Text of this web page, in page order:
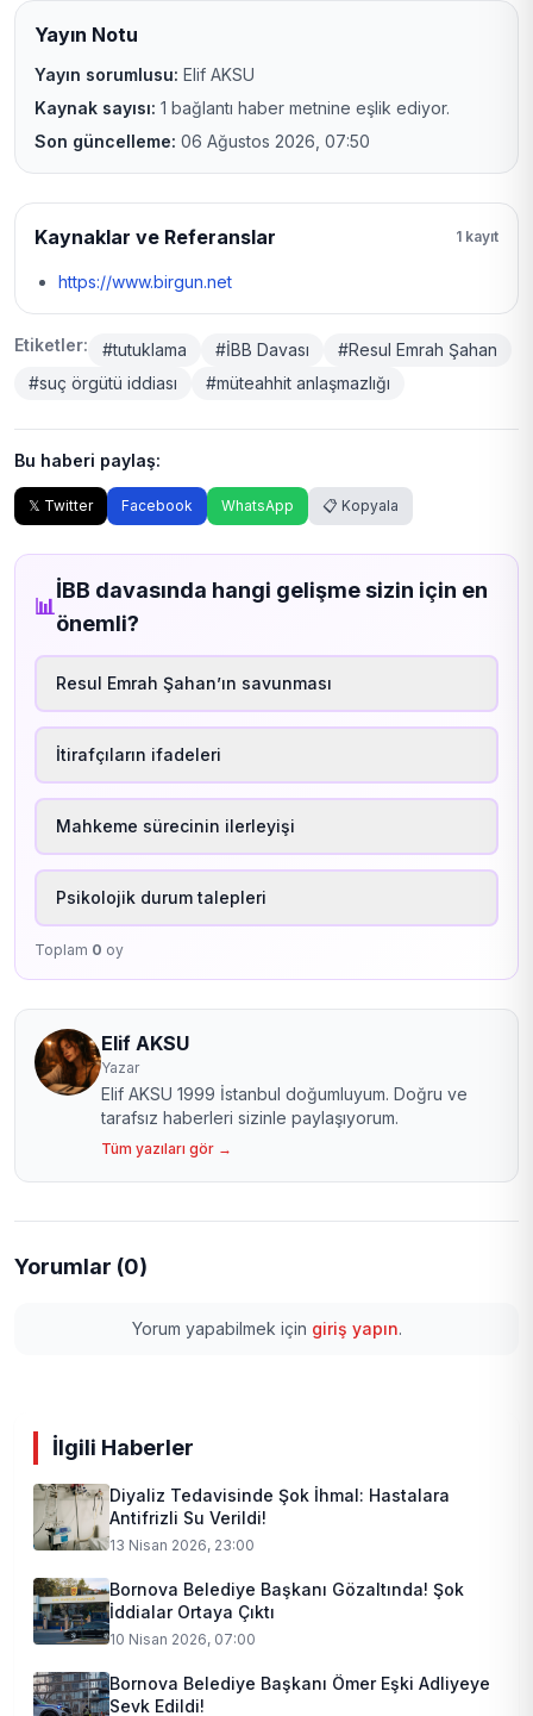
Yayın Notu
Yayın sorumlusu: Elif AKSU
Kaynak sayısı: 1 bağlantı haber metnine eşlik ediyor.
Son güncelleme: 06 Ağustos 2026, 07:50
Kaynaklar ve Referanslar 1 kayıt
https://www.birgun.net
Etiketler: #tutuklama #İBB Davası
#Resul Emrah Şahan
#suç örgütü iddiası
#müteahhit anlaşmazlığı
Bu haberi paylaş:
𝕏 Twitter Facebook WhatsApp 📋 Kopyala
📊
İBB davasında hangi gelişme sizin için en
önemli?
Resul Emrah Şahan’ın savunması
İtirafçıların ifadeleri
Mahkeme sürecinin ilerleyişi
Psikolojik durum talepleri
Toplam 0 oy
Elif AKSU
Yazar
Elif AKSU 1999 İstanbul doğumluyum. Doğru ve
tarafsız haberleri sizinle paylaşıyorum.
Tüm yazıları gör →
Yorumlar (0)
Yorum yapabilmek için giriş yapın.
İlgili Haberler
Diyaliz Tedavisinde Şok İhmal: Hastalara
Antifrizli Su Verildi!
13 Nisan 2026, 23:00
Bornova Belediye Başkanı Gözaltında! Şok
İddialar Ortaya Çıktı
10 Nisan 2026, 07:00
Bornova Belediye Başkanı Ömer Eşki Adliyeye
Sevk Edildi!